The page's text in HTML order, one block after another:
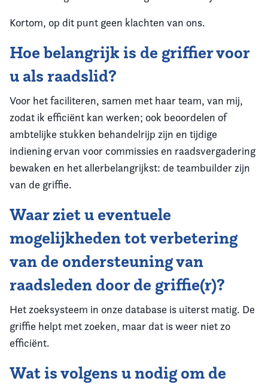
Kortom, op dit punt geen klachten van ons.
Hoe belangrijk is de griffier voor
u als raadslid?
Voor het faciliteren, samen met haar team, van mij,
zodat ik efficiënt kan werken; ook beoordelen of
ambtelijke stukken behandelrijp zijn en tijdige
indiening ervan voor commissies en raadsvergadering
bewaken en het allerbelangrijkst: de teambuilder zijn
van de griffie.
Waar ziet u eventuele
mogelijkheden tot verbetering
van de ondersteuning van
raadsleden door de griffie(r)?
Het zoeksysteem in onze database is uiterst matig. De
griffie helpt met zoeken, maar dat is weer niet zo
efficiënt.
Wat is volgens u nodig om de